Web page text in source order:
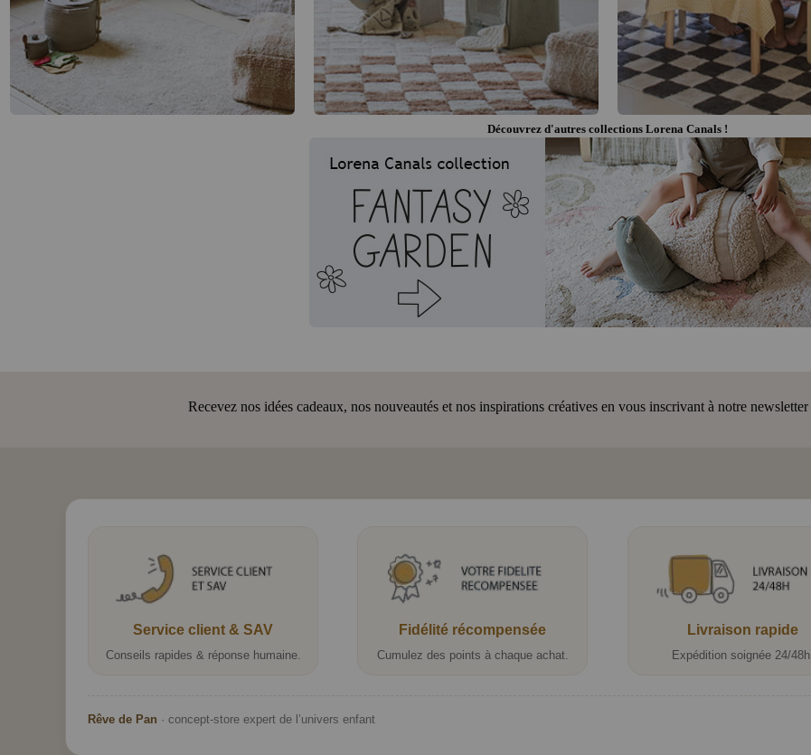
Découvrez d'autres collections Lorena Canals !
Recevez nos idées cadeaux, nos nouveautés et nos inspirations créatives en vous inscrivant à notre newsletter
Service client & SAV
Conseils rapides & réponse humaine.
Fidélité récompensée
Cumulez des points à chaque achat.
Livraison rapide
Expédition soignée 24/48h.
Rêve de Pan · concept-store expert de l’univers enfant